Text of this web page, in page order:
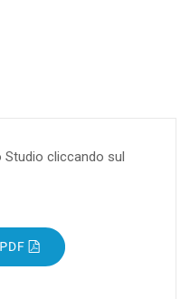
Studio cliccando sul